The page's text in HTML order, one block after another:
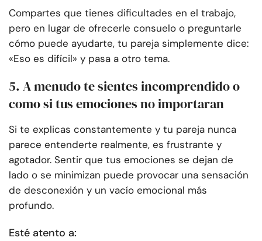
Compartes que tienes dificultades en el trabajo,
pero en lugar de ofrecerle consuelo o preguntarle
cómo puede ayudarte, tu pareja simplemente dice:
«Eso es difícil» y pasa a otro tema.
5. A menudo te sientes incomprendido o
como si tus emociones no importaran
Si te explicas constantemente y tu pareja nunca
parece entenderte realmente, es frustrante y
agotador. Sentir que tus emociones se dejan de
lado o se minimizan puede provocar una sensación
de desconexión y un vacío emocional más
profundo.
Esté atento a: